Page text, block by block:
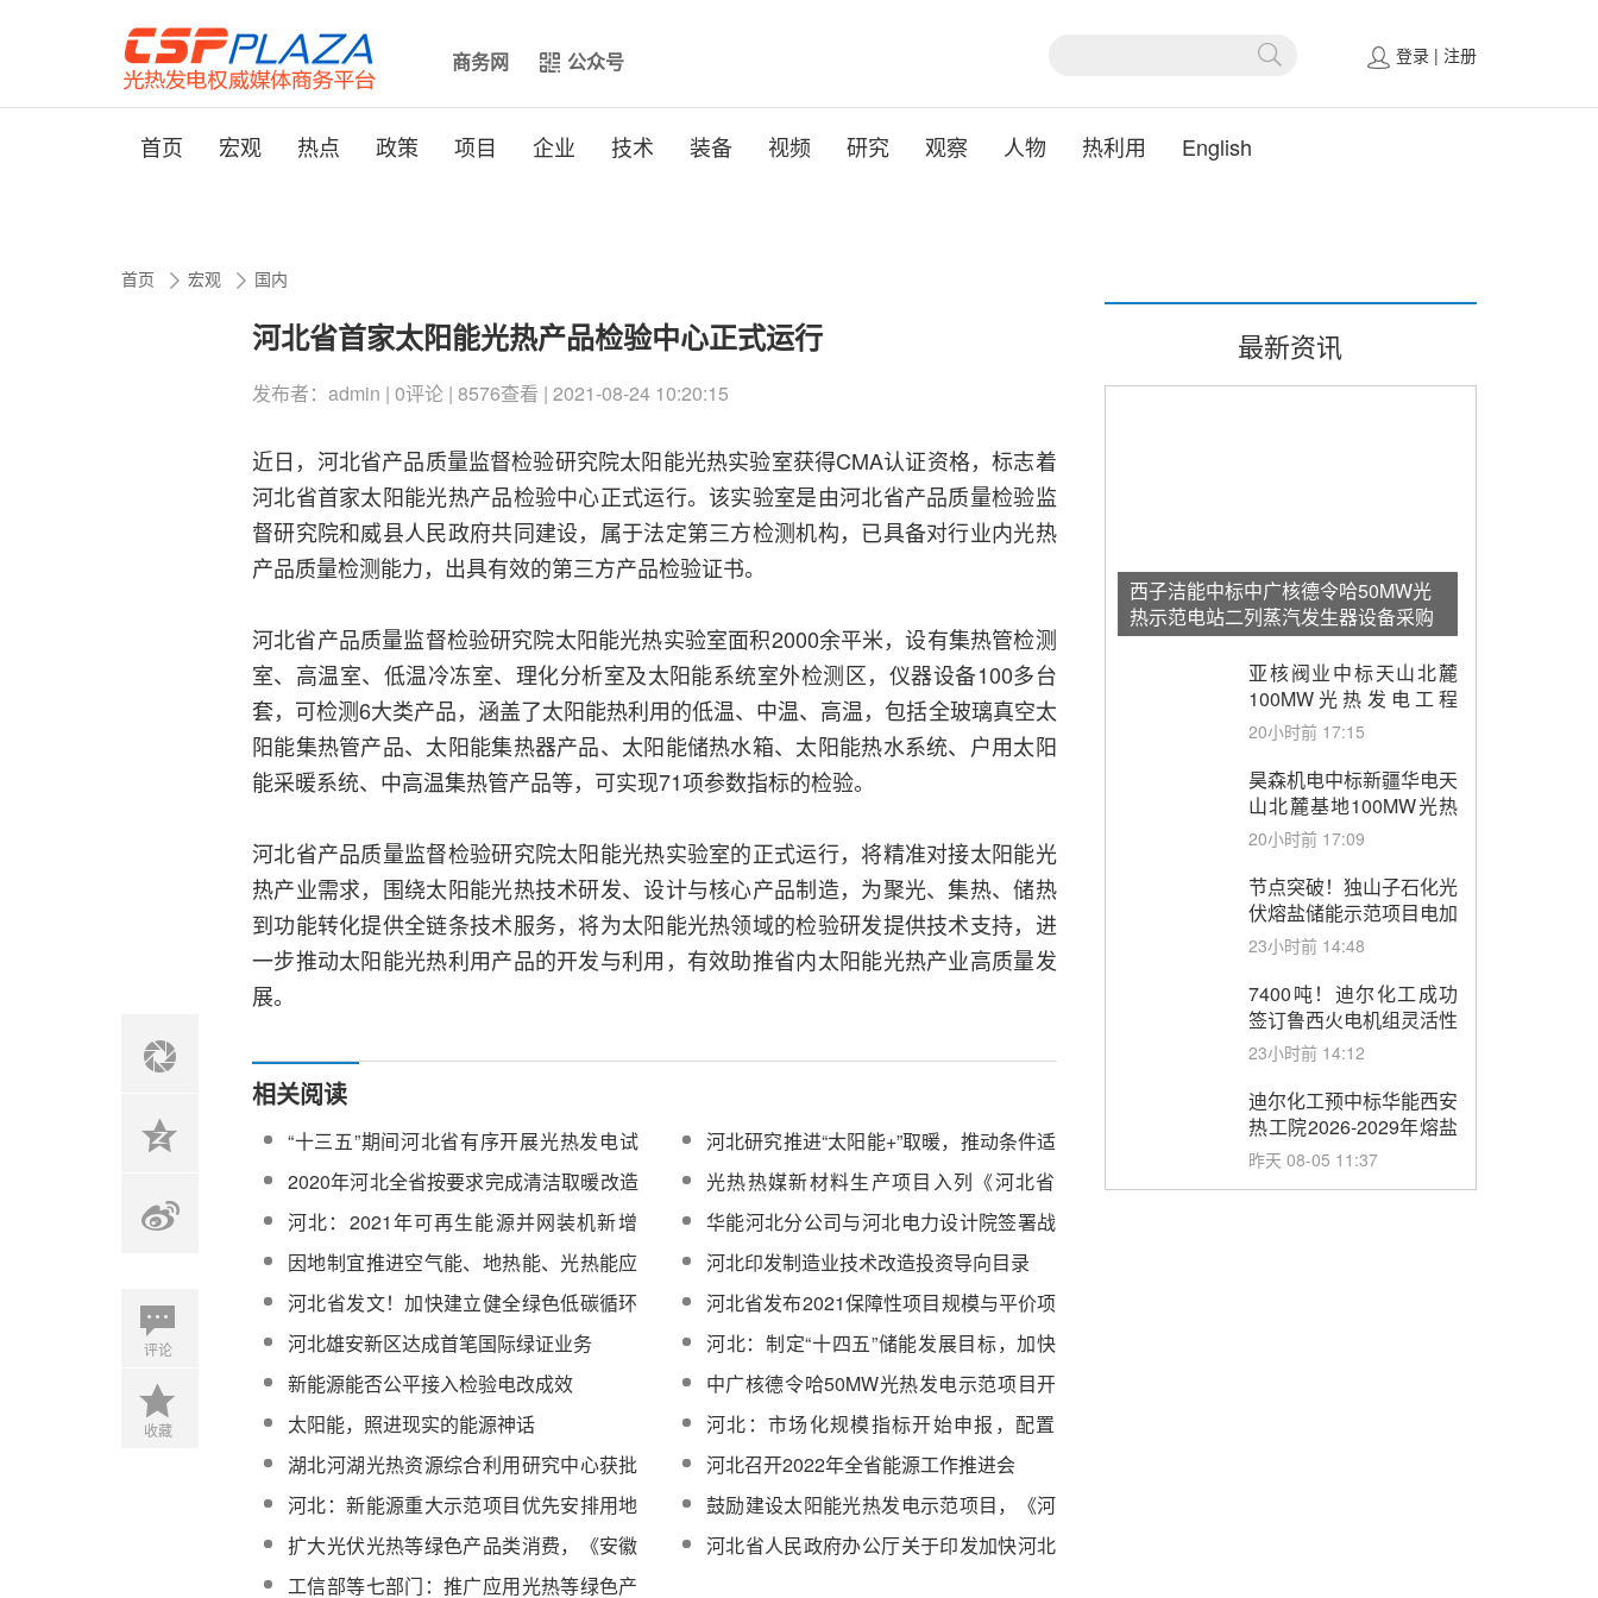
商务网 公众号 登录 | 注册
首页 宏观 热点 政策 项目 企业 技术 装备 视频 研究 观察 人物 热利用 English
首页 宏观 国内
河北省首家太阳能光热产品检验中心正式运行
发布者：admin | 0评论 | 8576查看 | 2021-08-24 10:20:15
近日，河北省产品质量监督检验研究院太阳能光热实验室获得CMA认证资格，标志着
河北省首家太阳能光热产品检验中心正式运行。该实验室是由河北省产品质量检验监
督研究院和威县人民政府共同建设，属于法定第三方检测机构，已具备对行业内光热
产品质量检测能力，出具有效的第三方产品检验证书。
河北省产品质量监督检验研究院太阳能光热实验室面积2000余平米，设有集热管检测
室、高温室、低温冷冻室、理化分析室及太阳能系统室外检测区，仪器设备100多台
套，可检测6大类产品，涵盖了太阳能热利用的低温、中温、高温，包括全玻璃真空太
阳能集热管产品、太阳能集热器产品、太阳能储热水箱、太阳能热水系统、户用太阳
能采暖系统、中高温集热管产品等，可实现71项参数指标的检验。
河北省产品质量监督检验研究院太阳能光热实验室的正式运行，将精准对接太阳能光
热产业需求，围绕太阳能光热技术研发、设计与核心产品制造，为聚光、集热、储热
到功能转化提供全链条技术服务，将为太阳能光热领域的检验研发提供技术支持，进
一步推动太阳能光热利用产品的开发与利用，有效助推省内太阳能光热产业高质量发
展。
评论
收藏
相关阅读
“十三五”期间河北省有序开展光热发电试
点，普及太阳能热利用
河北研究推进“太阳能+”取暖，推动条件适
宜地区规模化实施
2020年河北全省按要求完成清洁取暖改造
360.32万户
光热热媒新材料生产项目入列《河北省
2021年省重点建设项目名单》
河北：2021年可再生能源并网装机新增
6GW
华能河北分公司与河北电力设计院签署战
略合作框架协议
因地制宜推进空气能、地热能、光热能应
用！国网河北电力加快构建能源综合利用
体系
河北印发制造业技术改造投资导向目录
河北省发文！加快建立健全绿色低碳循环
发展经济
河北省发布2021保障性项目规模与平价项
目名单
河北雄安新区达成首笔国际绿证业务
河北：制定“十四五”储能发展目标，加快
推动新型储能发展
新能源能否公平接入检验电改成效
中广核德令哈50MW光热发电示范项目开
展风险检验工作
太阳能，照进现实的能源神话
河北：市场化规模指标开始申报，配置
10%~15%*3小时储能！
湖北河湖光热资源综合利用研究中心获批
成立
河北召开2022年全省能源工作推进会
河北：新能源重大示范项目优先安排用地
指标，今年新增装机8GW以上
鼓励建设太阳能光热发电示范项目，《河
北省碳达峰实施方案》发布
扩大光伏光热等绿色产品类消费，《安徽
省工业领域碳达峰实施方案》印发
河北省人民政府办公厅关于印发加快河北
工信部等七部门：推广应用光热等绿色产
最新资讯
西子洁能中标中广核德令哈50MW光
热示范电站二列蒸汽发生器设备采购
亚核阀业中标天山北麓
100MW光热发电工程
EPC总承包项目熔盐截
购
20小时前 17:15
昊森机电中标新疆华电天
山北麓基地100MW光热
发电工程EPC总承包项
采购
20小时前 17:09
节点突破！独山子石化光
伏熔盐储能示范项目电加
热器厂房顺利封顶
23小时前 14:48
7400吨！迪尔化工成功
签订鲁西火电机组灵活性
改造项目三元液态盐采购
23小时前 14:12
迪尔化工预中标华能西安
热工院2026-2029年熔盐
介质框架协议
昨天 08-05 11:37